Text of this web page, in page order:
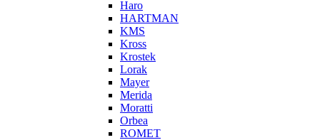
Haro
HARTMAN
KMS
Kross
Krostek
Lorak
Mayer
Merida
Moratti
Orbea
ROMET